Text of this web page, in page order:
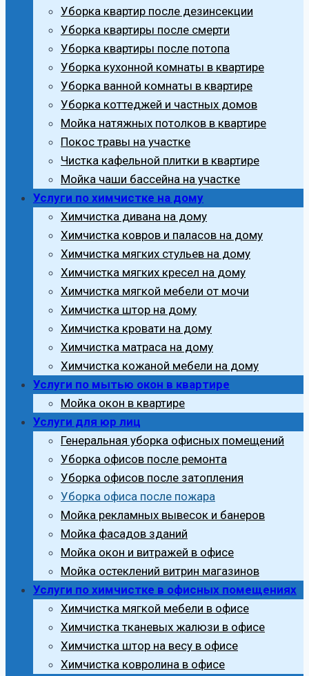
Уборка квартир после дезинсекции
Уборка квартиры после смерти
Уборка квартиры после потопа
Уборка кухонной комнаты в квартире
Уборка ванной комнаты в квартире
Уборка коттеджей и частных домов
Мойка натяжных потолков в квартире
Покос травы на участке
Чистка кафельной плитки в квартире
Мойка чаши бассейна на участке
Услуги по химчистке на дому
Химчистка дивана на дому
Химчистка ковров и паласов на дому
Химчистка мягких стульев на дому
Химчистка мягких кресел на дому
Химчистка мягкой мебели от мочи
Химчистка штор на дому
Химчистка кровати на дому
Химчистка матраса на дому
Химчистка кожаной мебели на дому
Услуги по мытью окон в квартире
Мойка окон в квартире
Услуги для юр лиц
Генеральная уборка офисных помещений
Уборка офисов после ремонта
Уборка офисов после затопления
Уборка офиса после пожара
Мойка рекламных вывесок и банеров
Мойка фасадов зданий
Мойка окон и витражей в офисе
Мойка остеклений витрин магазинов
Услуги по химчистке в офисных помещениях
Химчистка мягкой мебели в офисе
Химчистка тканевых жалюзи в офисе
Химчистка штор на весу в офисе
Химчистка ковролина в офисе